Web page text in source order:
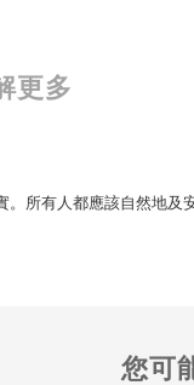
更多
所有人都應該自然地及
您可